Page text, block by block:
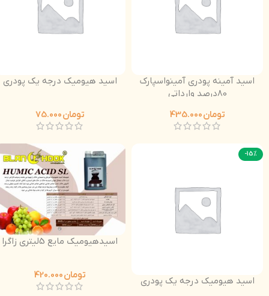
اسید آمینه پودری آمینواسپارک
80درصد وارداتی
تومان
اسید هیومیک درجه یک پودری
تومان
-15%
اسید هیومیک درجه یک پودری
اسیدهیومیک مایع 5لیتری زاگرا
تومان